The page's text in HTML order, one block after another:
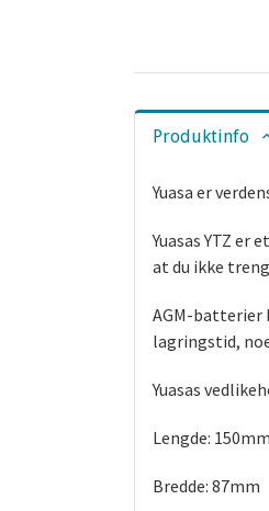
Produktinfo
Yuasa er
Yuasas YTZ
at du ikke
AGM-batterier
lagringstid,
Yuasas
Lengde: 150mm
Bredde: 87mm